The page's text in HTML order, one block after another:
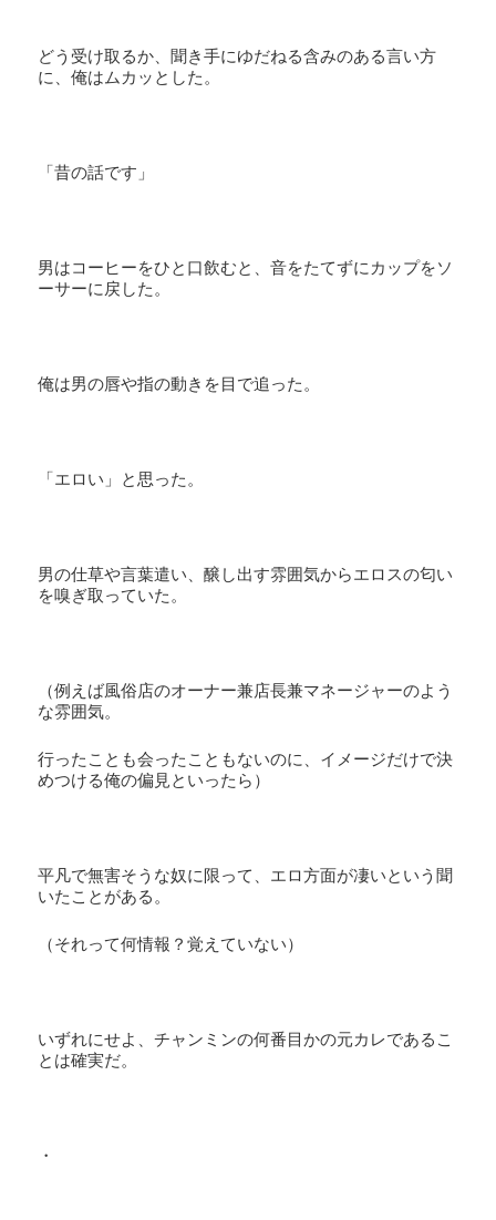
どう受け取るか、聞き手にゆだねる含みのある言い方
に、俺はムカッとした。
「昔の話です」
男はコーヒーをひと口飲むと、音をたてずにカップをソ
ーサーに戻した。
俺は男の唇や指の動きを目で追った。
「エロい」と思った。
男の仕草や言葉遣い、醸し出す雰囲気からエロスの匂い
を嗅ぎ取っていた。
（例えば風俗店のオーナー兼店長兼マネージャーのよう
な雰囲気。
行ったことも会ったこともないのに、イメージだけで決
めつける俺の偏見といったら）
平凡で無害そうな奴に限って、エロ方面が凄いという聞
いたことがある。
（それって何情報？覚えていない）
いずれにせよ、チャンミンの何番目かの元カレであるこ
とは確実だ。
・